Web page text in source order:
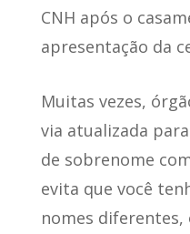
CNH após o
apresentação da
Muitas vezes,
via atualizada
de sobrenome
evita que você
nomes diferentes,